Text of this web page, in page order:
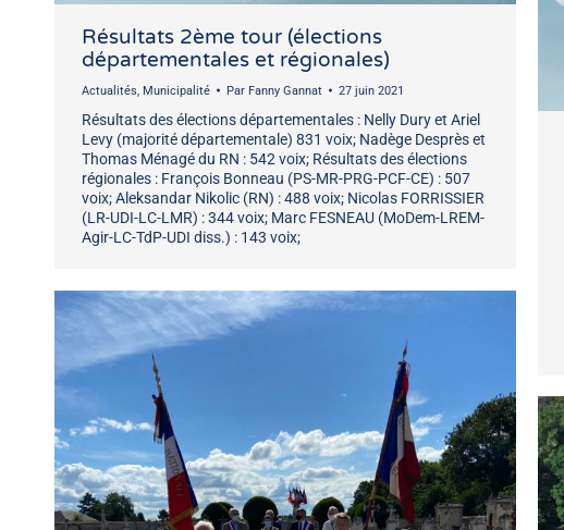
Résultats 2ème tour (élections
départementales et régionales)
Actualités, Municipalité Par Fanny Gannat 27 juin 2021
Résultats des élections départementales : Nelly Dury et Ariel
Levy (majorité départementale) 831 voix; Nadège Desprès et
Thomas Ménagé du RN : 542 voix; Résultats des élections
régionales : François Bonneau (PS-MR-PRG-PCF-CE) : 507
voix; Aleksandar Nikolic (RN) : 488 voix; Nicolas FORRISSIER
(LR-UDI-LC-LMR) : 344 voix; Marc FESNEAU (MoDem-LREM-
Agir-LC-TdP-UDI diss.) : 143 voix;